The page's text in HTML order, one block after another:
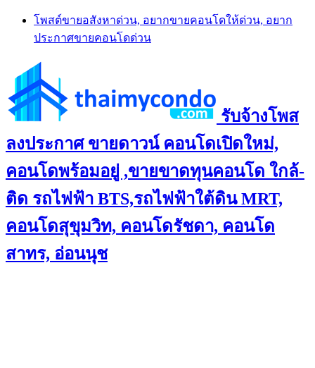
Skip
content
โพสต์ขายอสังหาด่วน, อยากขายคอนโดให้ด่วน, อยาก
ประกาศขายคอนโดด่วน
รับจ้างโพส
ลงประกาศ ขายดาวน์ คอนโดเปิดใหม่,
คอนโดพร้อมอยู่ ,ขายขาดทุนคอนโด ใกล้-
ติด รถไฟฟ้า BTS,รถไฟฟ้าใต้ดิน MRT,
คอนโดสุขุมวิท, คอนโดรัชดา, คอนโด
สาทร, อ่อนนุช